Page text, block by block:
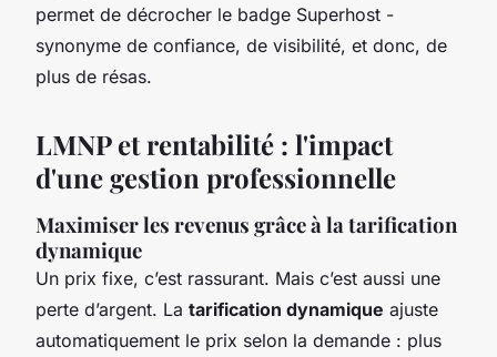
permet de décrocher le badge Superhost -
synonyme de confiance, de visibilité, et donc, de
plus de résas.
LMNP et rentabilité : l'impact
d'une gestion professionnelle
Maximiser les revenus grâce à la tarification
dynamique
Un prix fixe, c’est rassurant. Mais c’est aussi une
perte d’argent. La tarification dynamique ajuste
automatiquement le prix selon la demande : plus